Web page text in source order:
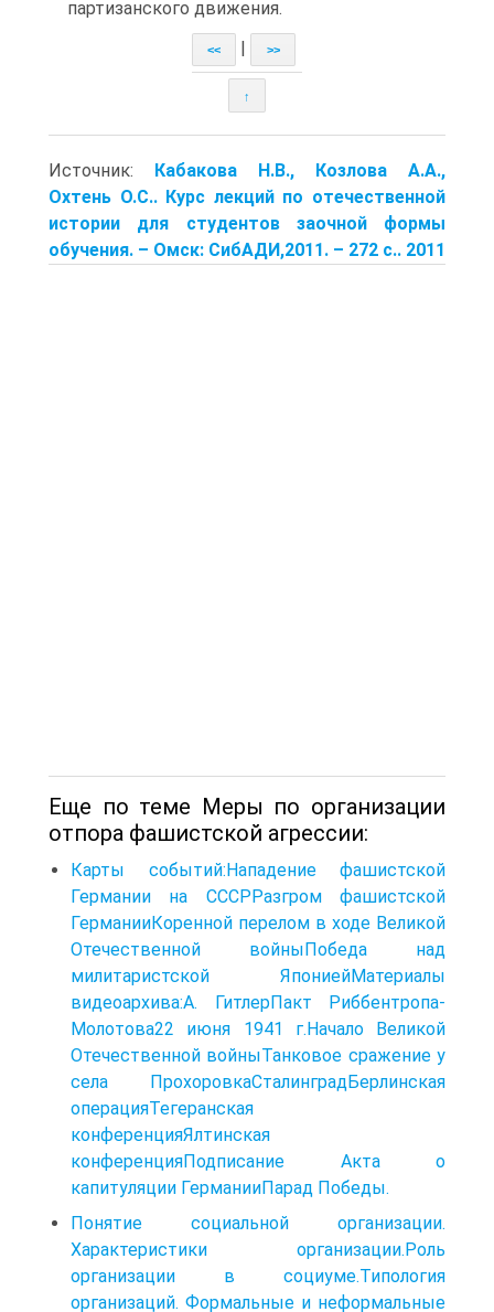
партизанского движения.
<< >>
↑
Источник: Кабакова Н.В., Козлова А.А.,
Охтень О.С.. Курс лекций по отечественной
истории для студентов заочной формы
обучения. – Омск: СибАДИ,2011. – 272 с.. 2011
Еще по теме Меры по организации
отпора фашистской агрессии:
Карты событий:Нападение фашистской
Германии на СССРРазгром фашистской
ГерманииКоренной перелом в ходе Великой
Отечественной войныПобеда над
милитаристской ЯпониейМатериалы
видеоархива:А. ГитлерПакт Риббентропа-
Молотова22 июня 1941 г.Начало Великой
Отечественной войныТанковое сражение у
села ПрохоровкаСталинградБерлинская
операцияТегеранская
конференцияЯлтинская
конференцияПодписание Акта о
капитуляции ГерманииПарад Победы.
Понятие социальной организации.
Характеристики организации.Роль
организации в социуме.Типология
организаций. Формальные и неформальные